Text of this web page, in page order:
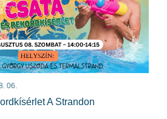
06.
A Strandon